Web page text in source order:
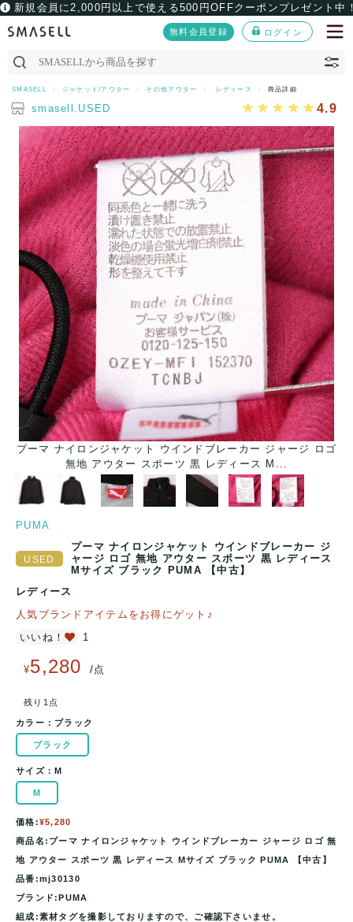
新規会員に2,000円以上で使える500円OFFクーポンプレゼント中
無料会員登録 ログイン
SMASELL ジャケット/アウター その他アウター レディース 商品詳細
smasell.USED 4.9
プーマ ナイロンジャケット ウインドブレーカー ジャージ ロゴ
無地 アウター スポーツ 黒 レディース M...
PUMA
プーマ ナイロンジャケット ウインドブレーカー ジ
ャージ ロゴ 無地 アウター スポーツ 黒 レディース
Mサイズ ブラック PUMA 【中古】
レディース
人気ブランドアイテムをお得にゲット♪
いいね！
1
¥5,280 /点
残り1点
カラー： ブラック
ブラック
サイズ：M
M
価格:¥5,280
商品名:プーマ ナイロンジャケット ウインドブレーカー ジャージ ロゴ 無
地 アウター スポーツ 黒 レディース Mサイズ ブラック PUMA 【中古】
品番:mj30130
ブランド:PUMA
組成:素材タグを撮影しておりますので、ご確認下さいませ。